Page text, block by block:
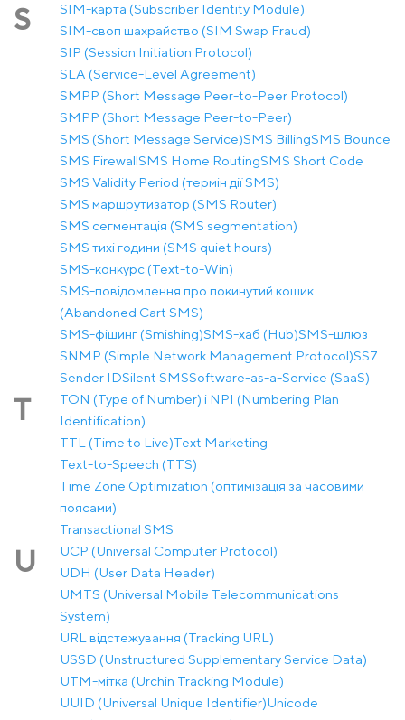
S
SIM-карта (Subscriber Identity Module)
SIM-своп шахрайство (SIM Swap Fraud)
SIP (Session Initiation Protocol)
SLA (Service-Level Agreement)
SMPP (Short Message Peer-to-Peer Protocol)
SMPP (Short Message Peer-to-Peer)
SMS (Short Message Service)SMS BillingSMS Bounce
SMS FirewallSMS Home RoutingSMS Short Code
SMS Validity Period (термін дії SMS)
SMS маршрутизатор (SMS Router)
SMS сегментація (SMS segmentation)
SMS тихі години (SMS quiet hours)
SMS-конкурс (Text-to-Win)
SMS-повідомлення про покинутий кошик
(Abandoned Cart SMS)
SMS-фішинг (Smishing)SMS-хаб (Hub)SMS-шлюз
SNMP (Simple Network Management Protocol)SS7
Sender IDSilent SMSSoftware-as-a-Service (SaaS)
T
TON (Type of Number) і NPI (Numbering Plan
Identification)
TTL (Time to Live)Text Marketing
Text-to-Speech (TTS)
Time Zone Optimization (оптимізація за часовими
поясами)
Transactional SMS
U
UCP (Universal Computer Protocol)
UDH (User Data Header)
UMTS (Universal Mobile Telecommunications
System)
URL відстежування (Tracking URL)
USSD (Unstructured Supplementary Service Data)
UTM-мітка (Urchin Tracking Module)
UUID (Universal Unique Identifier)Unicode